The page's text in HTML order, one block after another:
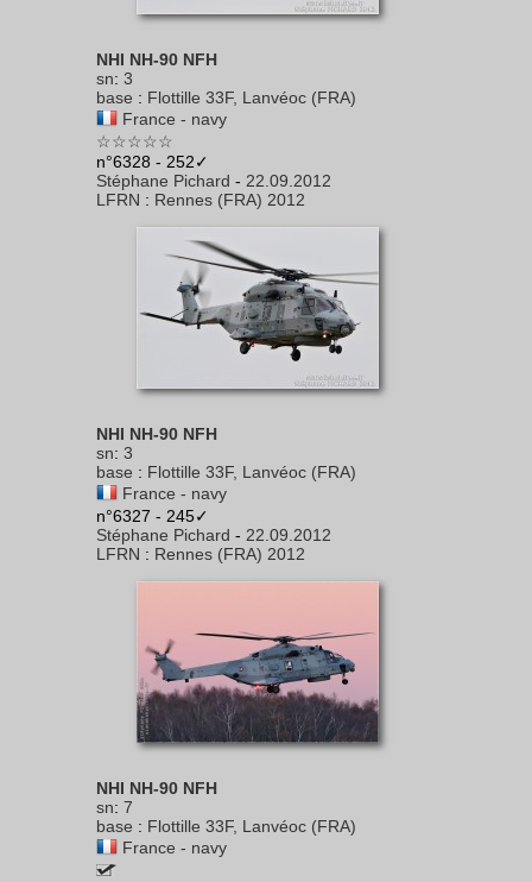
NHI NH-90 NFH
sn: 3
base : Flottille 33F, Lanvéoc (FRA)
France - navy
☆☆☆☆☆
n°6328 - 252✓
Stéphane Pichard - 22.09.2012
LFRN : Rennes (FRA) 2012
NHI NH-90 NFH
sn: 3
base : Flottille 33F, Lanvéoc (FRA)
France - navy
n°6327 - 245✓
Stéphane Pichard - 22.09.2012
LFRN : Rennes (FRA) 2012
NHI NH-90 NFH
sn: 7
base : Flottille 33F, Lanvéoc (FRA)
France - navy